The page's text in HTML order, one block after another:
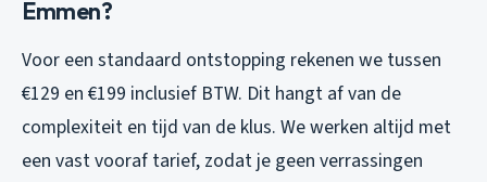
Emmen?
Voor een standaard ontstopping rekenen we tussen
€129 en €199 inclusief BTW. Dit hangt af van de
complexiteit en tijd van de klus. We werken altijd met
een vast vooraf tarief, zodat je geen verrassingen